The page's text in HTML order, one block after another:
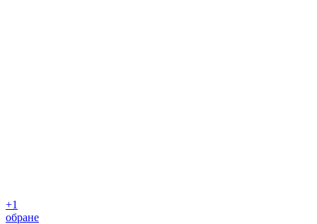
+1
обране